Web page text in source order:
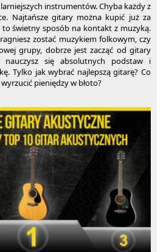
instrumentów. Chyba każdy z
Najtańsze gitary można kupić już za
to świetny sposób na kontakt z muzyką.
zostać muzykiem folkowym, czy
grupy, dobrze jest zacząć od gitary
nauczysz się absolutnych podstaw i
Tylko jak wybrać najlepszą gitarę? Co
pieniędzy w błoto?